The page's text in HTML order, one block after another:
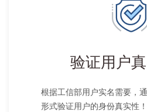
验证用户
根据工信部用户实名需要，
形式验证用户的身份真实性